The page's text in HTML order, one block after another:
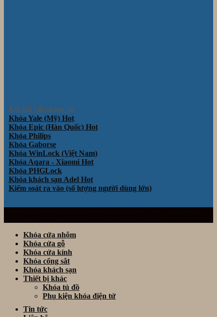
Kết nối với chúng tôi
Khóa Yale (Mỹ)
Khóa Epic (Hàn Quốc)
Khóa Philips
Khóa Gaborse
Khóa WinLock (Việt Nam)
Khóa Aqara - Xiaomi
Khóa PHGLock
Khóa khách sạn Adel
Kiểm soát ra vào (số lượng người dùng lớn)
Khóa cửa nhôm
Khóa cửa gỗ
Khóa cửa kính
Khóa cổng sắt
Khóa khách sạn
Thiết bị khác
Khóa tủ đồ
Phụ kiện khóa điện tử
Tin tức